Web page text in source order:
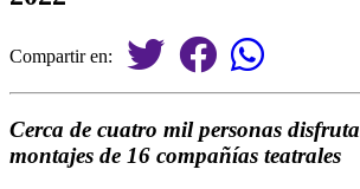
Compartir en:
Cerca de cuatro mil personas
montajes de 16 compañías teatrales